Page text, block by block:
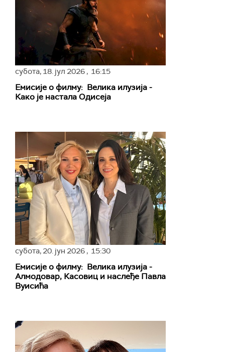
субота, 18. јул 2026 , 16:15
Емисије о филму: Велика илузија -
Како је настала Одисеја
субота,20. јун 2026 , 15:30
Емисије о филму: Велика илузија -
Алмодовар, Касовиц и наслеђе Павла
Вуисића